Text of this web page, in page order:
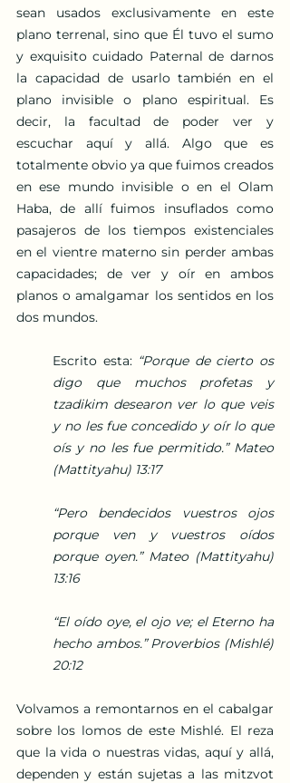
sean usados exclusivamente en este
plano terrenal, sino que Él tuvo el sumo
y exquisito cuidado Paternal de darnos
la capacidad de usarlo también en el
plano invisible o plano espiritual. Es
decir, la facultad de poder ver y
escuchar aquí y allá. Algo que es
totalmente obvio ya que fuimos creados
en ese mundo invisible o en el Olam
Haba, de allí fuimos insuflados como
pasajeros de los tiempos existenciales
en el vientre materno sin perder ambas
capacidades; de ver y oír en ambos
planos o amalgamar los sentidos en los
dos mundos.
Escrito esta: “Porque de cierto os
digo que muchos profetas y
tzadikim desearon ver lo que veis
y no les fue concedido y oír lo que
oís y no les fue permitido.” Mateo
(Mattityahu) 13:17
“Pero bendecidos vuestros ojos
porque ven y vuestros oídos
porque oyen.” Mateo (Mattityahu)
13:16
“El oído oye, el ojo ve; el Eterno ha
hecho ambos.” Proverbios (Mishlé)
20:12
Volvamos a remontarnos en el cabalgar
sobre los lomos de este Mishlé. El reza
que la vida o nuestras vidas, aquí y allá,
dependen y están sujetas a las mitzvot